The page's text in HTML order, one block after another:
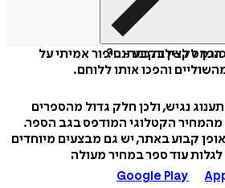
לשלוח כמתנה?
לקצין בקבע - סיפור אמיתי על
והפכו אותו ללוחם.
נגיש, ולכן חלק גדול מהספרים
מהמחיר הקטלוגי המודפס בגב הספר.
קבוע באתר, יש גם מבצעים מיוחדים
לגלות עוד ספר במחיר מעולה
Google Play